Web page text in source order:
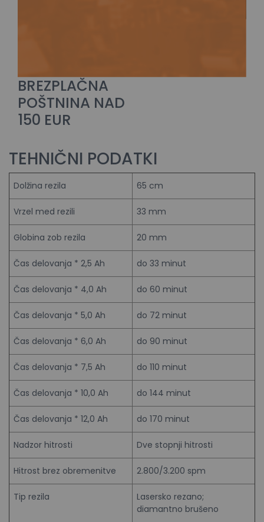
BREZPLAČNA
POŠTNINA NAD
150 EUR
TEHNIČNI PODATKI
Dolžina rezila 65 cm
Vrzel med rezili 33 mm
Globina zob rezila 20 mm
Čas delovanja * 2,5 Ah do 33 minut
Čas delovanja * 4,0 Ah do 60 minut
Čas delovanja * 5,0 Ah do 72 minut
Čas delovanja * 6,0 Ah do 90 minut
Čas delovanja * 7,5 Ah do 110 minut
Čas delovanja * 10,0 Ah do 144 minut
Čas delovanja * 12,0 Ah do 170 minut
Nadzor hitrosti Dve stopnji hitrosti
Hitrost brez obremenitve 2.800/3.200 spm
Tip rezila
Lasersko rezano;
diamantno brušeno